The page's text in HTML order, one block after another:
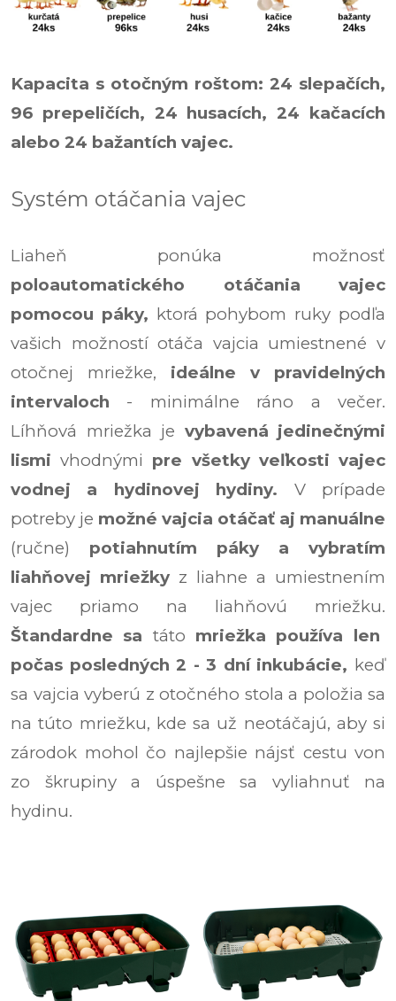
Kapacita s otočným roštom: 24 slepačích,
96 prepeličích, 24 husacích, 24 kačacích
alebo 24 bažantích vajec.
Systém otáčania vajec
Liaheň ponúka možnosť
poloautomatického otáčania vajec
pomocou páky, ktorá pohybom ruky podľa
vašich možností otáča vajcia umiestnené v
otočnej mriežke, ideálne v pravidelných
intervaloch - minimálne ráno a večer.
Líhňová mriežka je vybavená jedinečnými
lismi vhodnými pre všetky veľkosti vajec
vodnej a hydinovej hydiny. V prípade
potreby je možné vajcia otáčať aj manuálne
(ručne) potiahnutím páky a vybratím
liahňovej mriežky z liahne a umiestnením
vajec priamo na liahňovú mriežku.
Štandardne sa táto mriežka používa len
počas posledných 2 - 3 dní inkubácie, keď
sa vajcia vyberú z otočného stola a položia sa
na túto mriežku, kde sa už neotáčajú, aby si
zárodok mohol čo najlepšie nájsť cestu von
zo škrupiny a úspešne sa vyliahnuť na
hydinu.